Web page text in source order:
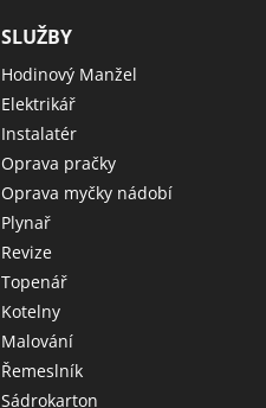
SLUŽBY
Hodinový Manžel
Elektrikář
Instalatér
Oprava pračky
Oprava myčky nádobí
Plynař
Revize
Topenář
Kotelny
Malování
Řemeslník
Sádrokarton